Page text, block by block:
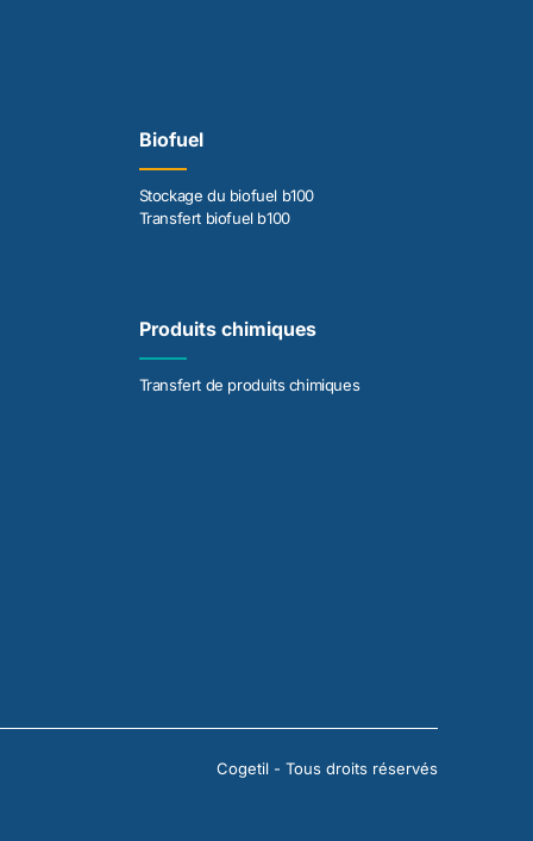
Biofuel
Stockage du biofuel b100
Transfert biofuel b100
Produits chimiques
Transfert de produits chimiques
Cogetil - Tous droits réservés